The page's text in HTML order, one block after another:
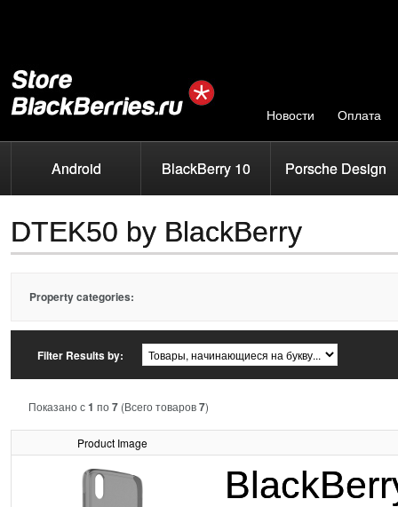
Новости Оплата
Android BlackBerry 10 Porsche Design
DTEK50 by BlackBerry
Property categories:
Filter Results by:
Показано с1 по7 (Всего товаров7)
Product Image